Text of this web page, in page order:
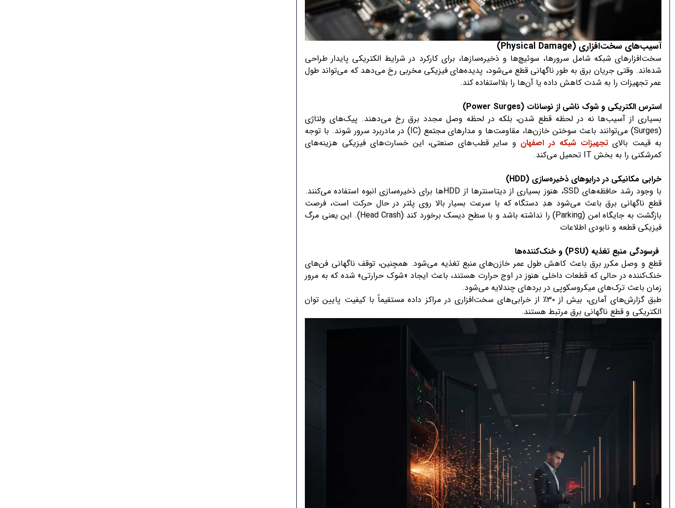
آسیب‌های سخت‌افزاری (Physical Damage)
سخت‌افزارهای شبکه شامل سرورها، سوئیچ‌ها و ذخیره‌سازها، برای کارکرد در شرایط الکتریکی پایدار طراحی
شده‌اند. وقتی جریان برق به طور ناگهانی قطع می‌شود، پدیده‌های فیزیکی مخربی رخ می‌دهد که می‌تواند طول
عمر تجهیزات را به شدت کاهش داده یا آن‌ها را بلااستفاده کند.
استرس الکتریکی و شوک ناشی از نوسانات (Power Surges)
بسیاری از آسیب‌ها نه در لحظه قطع شدن، بلکه در لحظه وصل مجدد برق رخ می‌دهند. پیک‌های ولتاژی
(Surges) می‌توانند باعث سوختن خازن‌ها، مقاومت‌ها و مدارهای مجتمع (IC) در مادربرد سرور شوند. با توجه
به قیمت بالایتجهیزات شبکه در اصفهان و سایر قطب‌های صنعتی، این خسارت‌های فیزیکی هزینه‌های
کمرشکنی را به بخش IT تحمیل می‌کند.
خرابی مکانیکی در درایوهای ذخیره‌سازی (HDD)
با وجود رشد حافظه‌های SSD، هنوز بسیاری از دیتاسنترها از HDDها برای ذخیره‌سازی انبوه استفاده می‌کنند.
قطع ناگهانی برق باعث می‌شود هدِ دستگاه که با سرعت بسیار بالا روی پلتر در حال حرکت است، فرصت
بازگشت به جایگاه امن (Parking) را نداشته باشد و با سطح دیسک برخورد کند (Head Crash). این یعنی مرگ
فیزیکی قطعه و نابودی اطلاعات
فرسودگی منبع تغذیه (PSU)
و خنک‌کننده‌ها
قطع و وصل مکرر برق باعث کاهش طول عمر خازن‌های منبع تغذیه می‌شود. همچنین، توقف ناگهانی فن‌های
خنک‌کننده در حالی که قطعات داخلی هنوز در اوج حرارت هستند، باعث ایجاد «شوک حرارتی» شده که به مرور
زمان باعث ترک‌های میکروسکوپی در بردهای چندلایه می‌شود.
طبق گزارش‌های آماری، بیش از ۳۰٪ از خرابی‌های سخت‌افزاری در مراکز داده مستقیماً با کیفیت پایین توان
الکتریکی و قطع ناگهانی برق مرتبط هستند.